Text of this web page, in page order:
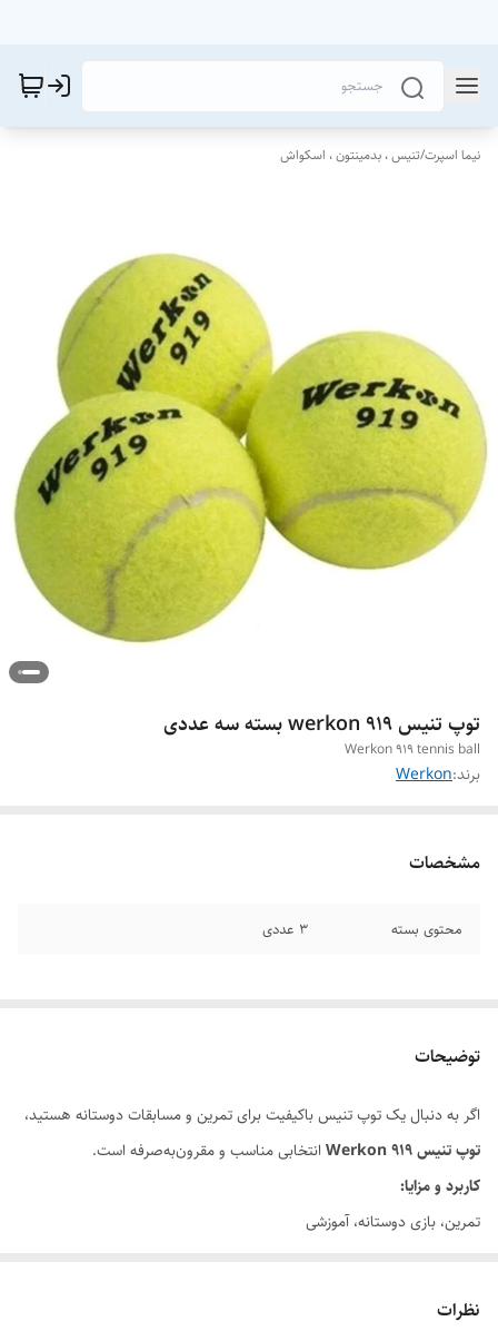
نیما اسپرت/تنیس ، بدمینتون ، اسکواش
توپ تنیس werkon 919 بسته سه عددی
Werkon 919 tennis ball
برند:Werkon
مشخصات
محتوی بسته ۳ عددی
توضیحات
اگر به دنبال یک توپ تنیس باکیفیت برای تمرین و مسابقات دوستانه هستید،
توپتنیس Werkon919
انتخابی مناسب و مقرون‌به‌صرفه است.
کاربرد ومزایا:
تمرین، بازی دوستانه، آموزشی
نظرات